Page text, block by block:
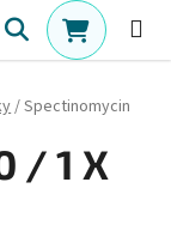
Hľadať
/Spectinomycin
/ 1 X